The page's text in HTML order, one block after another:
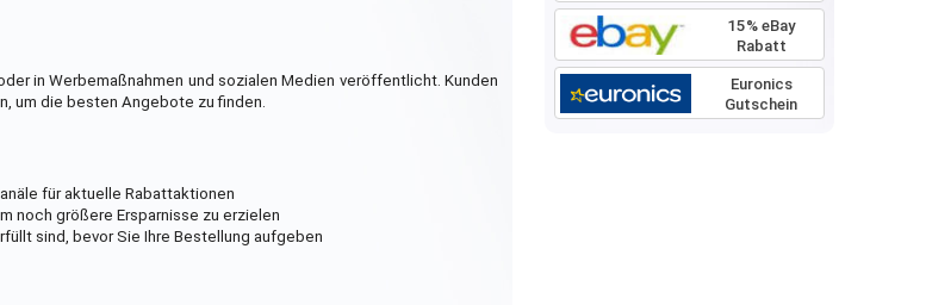
in Werbemaßnahmen und sozialen Medien veröffentlicht. Kunden
um die besten Angebote zu finden.
für aktuelle Rabattaktionen
noch größere Ersparnisse zu erzielen
sind, bevor Sie Ihre Bestellung aufgeben
15% eBay
Rabatt
Euronics
Gutschein